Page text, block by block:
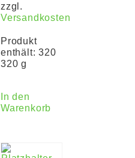
zzgl.
Versandkosten
Produkt
enthält: 320
320 g
In den
Warenkorb